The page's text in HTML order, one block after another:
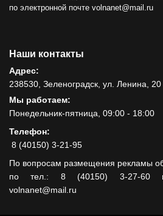
по электронной почте volnanet@mail.ru
Наши контакты
Адрес:
238530, Зеленоградск, ул. Ленина, 20
Мы работаем:
Понедельник-пятница, 09:00 - 18:00
Телефон:
8 (40150) 3-21-95
По вопросам размещения рекламы
по тел.: 8 (40150) 3-27-60 и
volnanet@mail.ru